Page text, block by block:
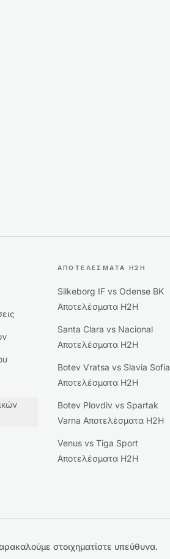
ΑΠΟΤΕΛΈΣΜΑΤΑ H2H
Silkeborg IF vs Odense BK
Αποτελέσματα H2H
Santa Clara vs Nacional
Αποτελέσματα H2H
Botev Vratsa vs Slavia Sofia
Αποτελέσματα H2H
Botev Plovdiv vs Spartak
Varna Αποτελέσματα H2H
Venus vs Tiga Sport
Αποτελέσματα H2H
στοιχηματίστε υπεύθυνα.